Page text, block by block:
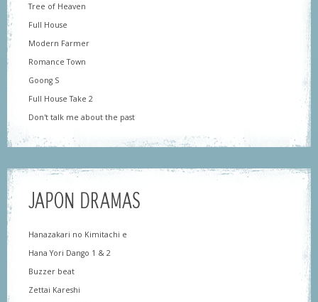
Tree of Heaven
Full House
Modern Farmer
Romance Town
Goong S
Full House Take 2
Don't talk me about the past
JAPON DRAMAS
Hanazakari no Kimitachi e
Hana Yori Dango 1 & 2
Buzzer beat
Zettai Kareshi